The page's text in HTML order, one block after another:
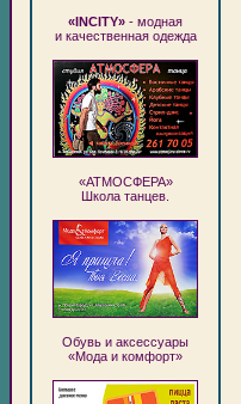
«INCITY» - модная
и качественная одежда
«АТМОСФЕРА»
Школа танцев.
Обувь и аксессуары
«Мода и комфорт»